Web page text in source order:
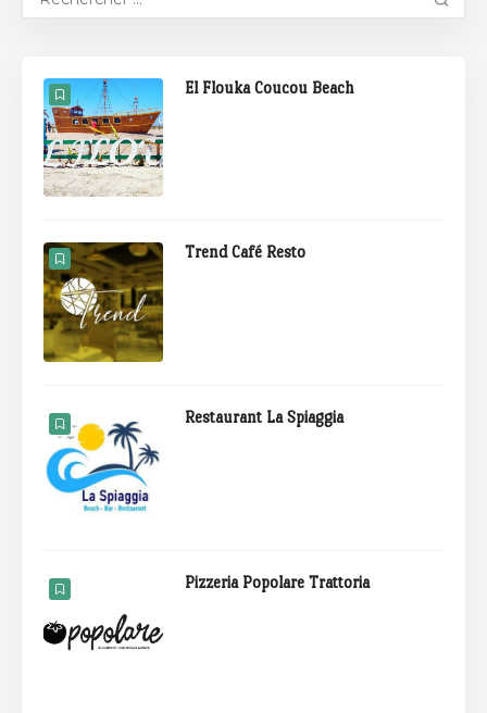
El Flouka Coucou Beach
Trend Café Resto
Restaurant La Spiaggia
Pizzeria Popolare Trattoria